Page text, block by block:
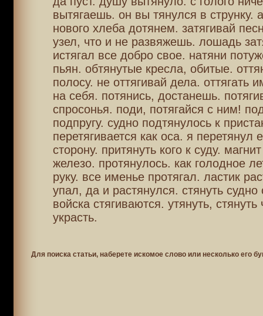
вытягаешь. он вы тянулся в струнку.
нового хлеба дотянем. затягивай
узел, что и не развяжешь. лошадь
истягал все добро свое. натяни
пьян. обтянутые кресла, обитые.
полосу. не оттягивай дела. оттягать
на себя. потянись, достанешь.
спросонья. поди, потягайся с ним!
подпругу. судно подтянулось к
перетягивается как оса. я перетянул
сторону. притянуть кого к суду.
железо. протянулось. как голодное
руку. все именье протягал. ластик
упал, да и растянулся. стянуть
войска стягиваются. утянуть,
украсть.
Для поиска статьи, наберете искомое слово или несколько его